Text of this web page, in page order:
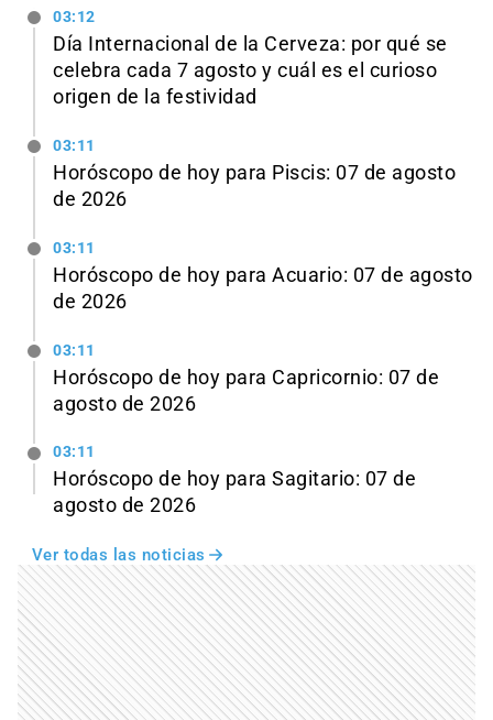
03:12
Día Internacional de la Cerveza: por qué se
celebra cada 7 agosto y cuál es el curioso
origen de la festividad
03:11
Horóscopo de hoy para Piscis: 07 de agosto
de 2026
03:11
Horóscopo de hoy para Acuario: 07 de agosto
de 2026
03:11
Horóscopo de hoy para Capricornio: 07 de
agosto de 2026
03:11
Horóscopo de hoy para Sagitario: 07 de
agosto de 2026
Ver todas las noticias